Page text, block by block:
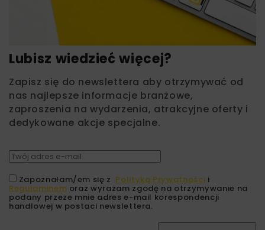
Lubisz wiedzieć więcej?
Zapisz się do newslettera aby otrzymywać od
nas najlepsze informacje branżowe,
zaproszenia na wydarzenia, atrakcyjne oferty i
dedykowane akcje specjalne.
Zapoznałam/em się z Polityką Prywatności i
Regulaminem oraz wyrażam zgodę na otrzymywanie na
podany przeze mnie adres e-mail korespondencji
handlowej w postaci newslettera.